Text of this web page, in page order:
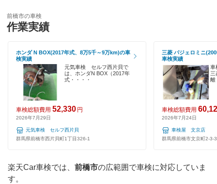
多野郡
富岡市
沼田市
藤岡市
みどり市
ハイブリッド車OK
EV車OK
120分以内の車検
1日車検
夜間受付
整備保証
コンピューター診断
GTNET×カフェ車検
マッハ車検
出光興産「らくらく安心車検」
安心WE！車検
前橋市の車検
作業実績
ホンダ N BOX(2017年式、8万5千～9万km)の車
検実績
元気車検 セルフ西片貝で
は、ホンダN BOX（2017年
式・・・・
車検総額費用 52,330 円
2026年7月29日
元気車検 セルフ西片貝
群馬県前橋市西片貝町1丁目326-1
三菱 パジェロミニ
車検実績
車
三
離
車検総額費用
2026年7月24日
車検屋 文京店
群馬県前橋市文京町2-3-3
楽天Car車検では、 前橋市の広範囲で車検に対応していま
す。